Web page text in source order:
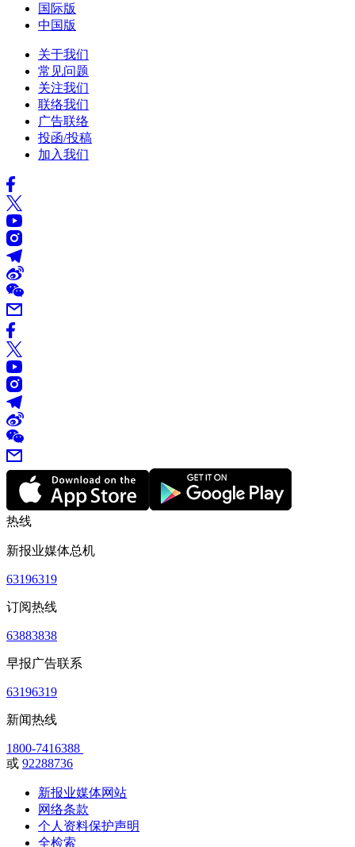
国际版
中国版
关于我们
常见问题
关注我们
联络我们
广告联络
投函/投稿
加入我们
热线
新报业媒体总机
63196319
订阅热线
63883838
早报广告联系
63196319
新闻热线
1800-7416388
或 92288736
新报业媒体网站
网络条款
个人资料保护声明
全检索